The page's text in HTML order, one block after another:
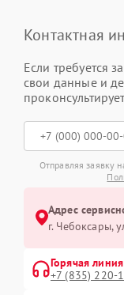
Контактная
Если требуется
свои данные и
Отправляя заявку
Адрес
г. Чебоксары,
Горячая линия
+7 (835) 220-